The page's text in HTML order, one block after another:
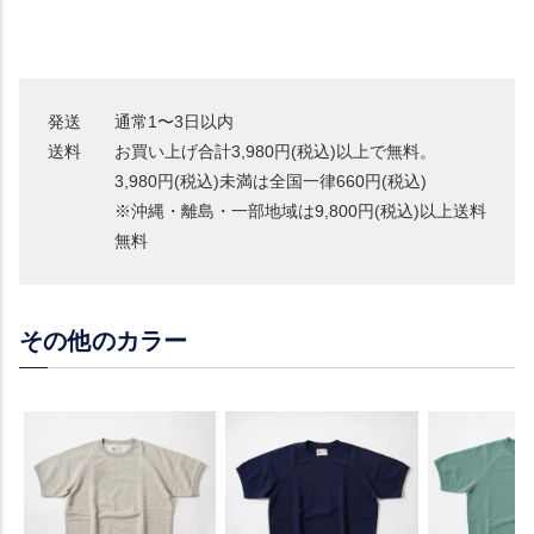
発送
通常1〜3日以内
送料
お買い上げ合計3,980円(税込)以上で無料。
3,980円(税込)未満は全国一律660円(税込)
※沖縄・離島・一部地域は9,800円(税込)以上送料
無料
その他のカラー